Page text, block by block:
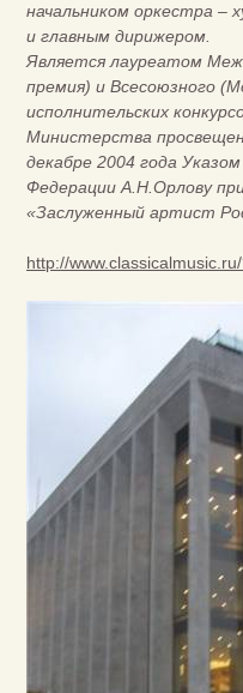
начальником оркестра –
и главным дирижером.
Является лауреатом
премия) и Всесоюзного
исполнительских
Министерства
декабре 2004 года
Федерации А.Н.Орлову
«Заслуженный артист
http://